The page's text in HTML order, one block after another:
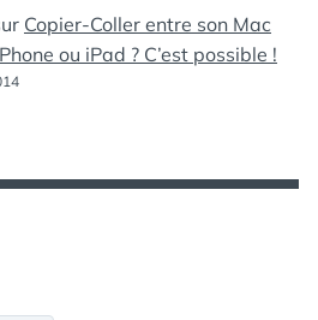
Copier-Coller entre son Mac
ou iPad ? C’est possible !